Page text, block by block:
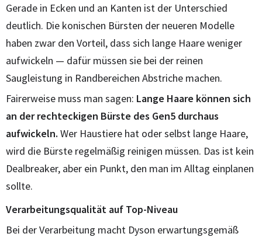
Gerade in Ecken und an Kanten ist der Unterschied
deutlich. Die konischen Bürsten der neueren Modelle
haben zwar den Vorteil, dass sich lange Haare weniger
aufwickeln — dafür müssen sie bei der reinen
Saugleistung in Randbereichen Abstriche machen.
Fairerweise muss man sagen: Lange Haare können sich
an der rechteckigen Bürste des Gen5 durchaus
aufwickeln. Wer Haustiere hat oder selbst lange Haare,
wird die Bürste regelmäßig reinigen müssen. Das ist kein
Dealbreaker, aber ein Punkt, den man im Alltag einplanen
sollte.
Verarbeitungsqualität auf Top-Niveau
Bei der Verarbeitung macht Dyson erwartungsgemäß